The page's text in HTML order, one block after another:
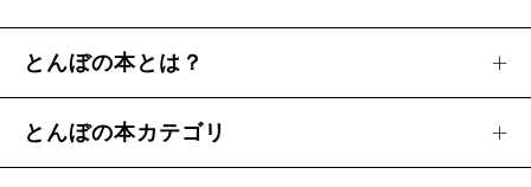
とんぼの本とは？
とんぼの本カテゴリ